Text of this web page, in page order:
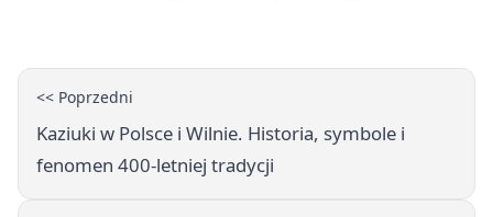
<< Poprzedni
Kaziuki w Polsce i Wilnie. Historia, symbole i
fenomen 400-letniej tradycji